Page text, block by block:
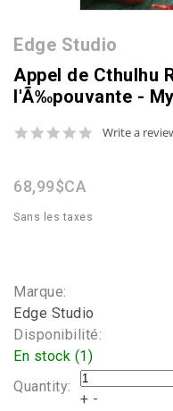
Edge Studio
Appel de Cthulhu
l'Ã‰pouvante -
0.0
Write a
68,99$CA
Sans les taxes
Marque:
Edge Studio
Disponibilité:
En stock (1)
Quantity:
+ -